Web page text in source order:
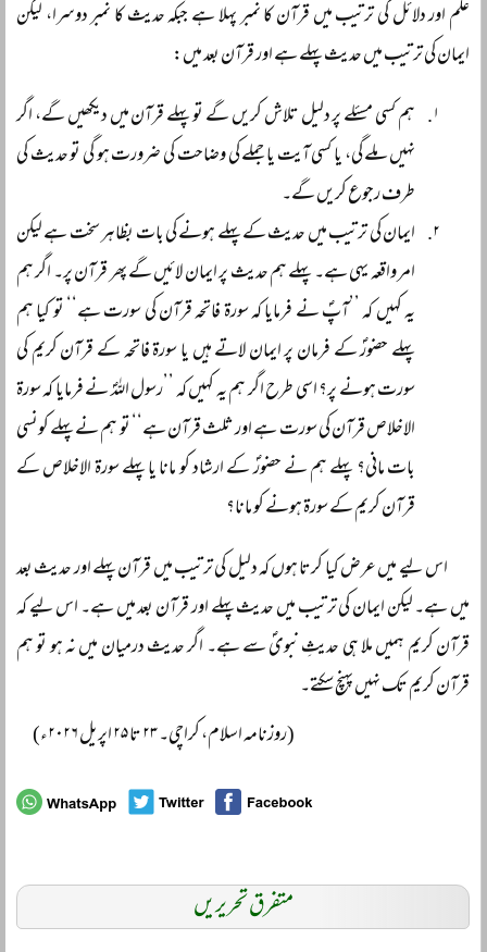
علم اور دلائل کی ترتیب میں قرآن کا نمبر پہلا ہے جبکہ حدیث کا نمبر دوسرا، لیکن
ایمان کی ترتیب میں حدیث پہلے ہے اور قرآن بعد میں:
ہم کسی مسئلے پر دلیل تلاش کریں گے تو پہلے قرآن میں دیکھیں گے، اگر
نہیں ملے گی، یا کسی آیت یا جملے کی وضاحت کی ضرورت ہو گی تو حدیث کی
طرف رجوع کریں گے۔
ایمان کی ترتیب میں حدیث کے پہلے ہونے کی بات بظاہر سخت ہے لیکن
امر واقعہ یہی ہے۔ پہلے ہم حدیث پر ایمان لائیں گے پھر قرآن پر۔ اگر ہم
یہ کہیں کہ ’’آپؐ نے فرمایا کہ سورۃ فاتحہ قرآن کی سورت ہے‘‘ تو کیا ہم
پہلے حضورؐ کے فرمان پر ایمان لاتے ہیں یا سورۃ فاتحہ کے قرآن کریم کی
سورت ہونے پر؟ اسی طرح اگر ہم یہ کہیں کہ ’’رسول اللہؐ نے فرمایا کہ سورۃ
الاخلاص قرآن کی سورت ہے اور ثلث قرآن ہے‘‘ تو ہم نے پہلے کونسی
بات مانی؟ پہلے ہم نے حضورؐ کے ارشاد کو مانا یا پہلے سورۃ الاخلاص کے
قرآن کریم کے سورۃ ہونے کو مانا؟
اس لیے میں عرض کیا کرتا ہوں کہ دلیل کی ترتیب میں قرآن پہلے اور حدیث بعد
میں ہے۔ لیکن ایمان کی ترتیب میں حدیث پہلے اور قرآن بعد میں ہے۔ اس لیے کہ
قرآن کریم ہمیں ملا ہی حدیثِ نبویؐ سے ہے۔ اگر حدیث درمیان میں نہ ہو تو ہم
قرآن کریم تک نہیں پہنچ سکتے۔
(روزنامہ اسلام، کراچی۔ ۲۳ تا ۲۵ اپریل ۲۰۲۶ء)
متفرق تحریریں